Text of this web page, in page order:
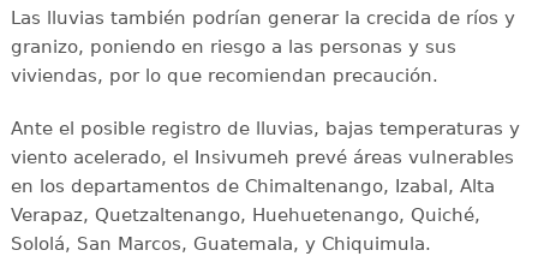
Las lluvias también podrían generar la crecida de ríos y
granizo, poniendo en riesgo a las personas y sus
viviendas, por lo que recomiendan precaución.
Ante el posible registro de lluvias, bajas temperaturas y
viento acelerado, el Insivumeh prevé áreas vulnerables
en los departamentos de Chimaltenango, Izabal, Alta
Verapaz, Quetzaltenango, Huehuetenango, Quiché,
Sololá, San Marcos, Guatemala, y Chiquimula.